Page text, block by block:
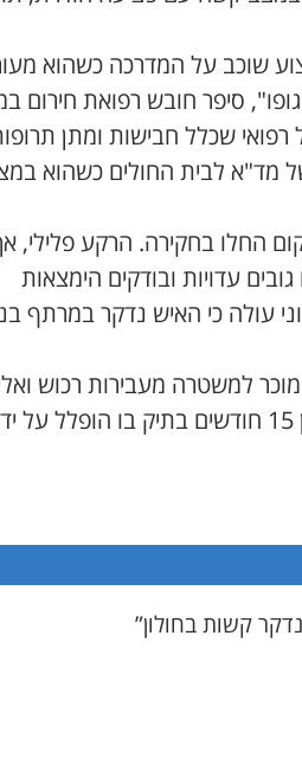
שוכב על המדרכה כשהוא
סיפר חובש רפואת חירום
רפואי שכלל חבישות ומתן
של מד"א לבית החולים כשהוא
החלו בחקירה. הרקע פלילי,
עדויות ובודקים הימצאות
עולה כי האיש נדקר במרתף
למשטרה מעבירות רכוש
בעברו ריצה מאסרים, האחרון בן 15 חודשים בתיק בו הופלל
קשות בחולון”